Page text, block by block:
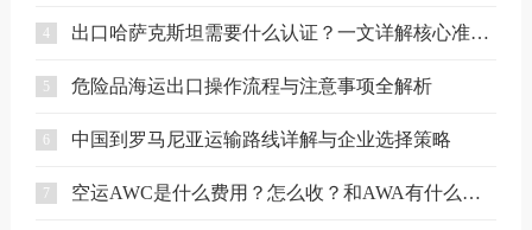
4 出口哈萨克斯坦需要什么认证？一文详解核心准入要求
5 危险品海运出口操作流程与注意事项全解析
6 中国到罗马尼亚运输路线详解与企业选择策略
7 空运AWC是什么费用？怎么收？和AWA有什么区别？